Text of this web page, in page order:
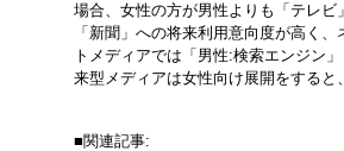
場合、女性の方が男性よりも「テレビ
「新聞」への将来利用意向度が高く、
トメディアでは「男性:検索エンジン
来型メディアは女性向け展開をする
■関連記事: